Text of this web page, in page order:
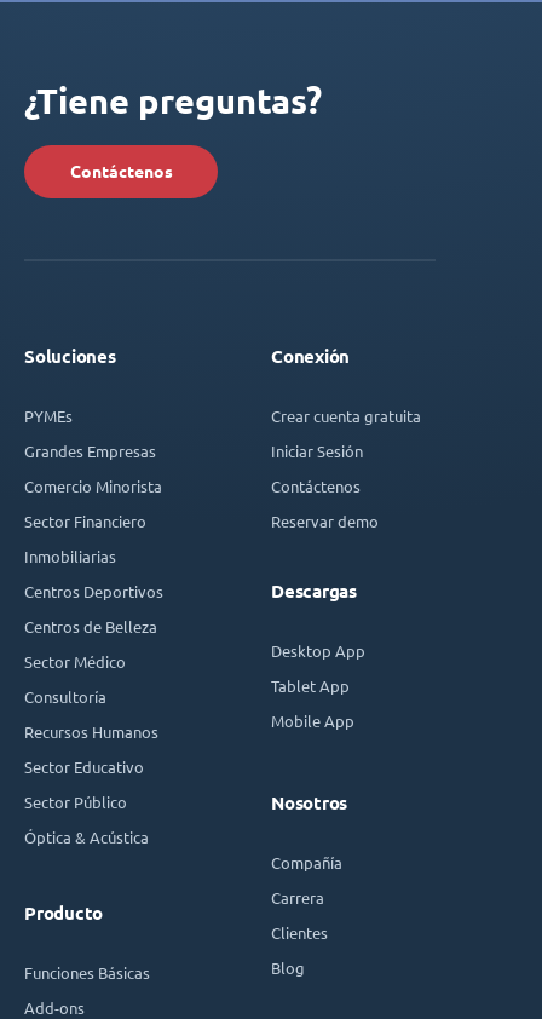
¿Tiene preguntas?
Contáctenos
Soluciones
PYMEs
Grandes Empresas
Comercio Minorista
Sector Financiero
Inmobiliarias
Centros Deportivos
Centros de Belleza
Sector Médico
Consultoría
Recursos Humanos
Sector Educativo
Sector Público
Óptica & Acústica
Producto
Funciones Básicas
Add-ons
Conexión
Crear cuenta gratuita
Iniciar Sesión
Contáctenos
Reservar demo
Descargas
Desktop App
Tablet App
Mobile App
Nosotros
Compañía
Carrera
Clientes
Blog